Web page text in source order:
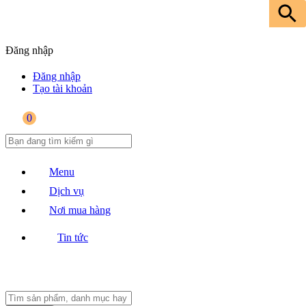
Đăng nhập
Đăng nhập
Tạo tài khoản
0
Menu
Dịch vụ
Nơi mua hàng
Tin tức